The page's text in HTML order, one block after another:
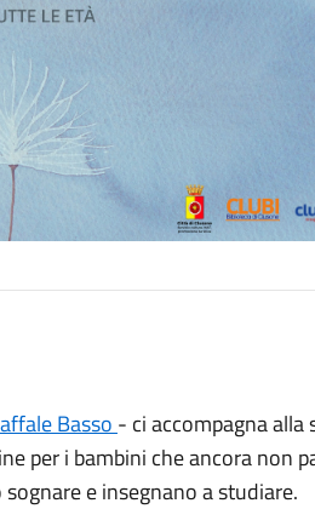
Basso - ci accompagna
per i bambini che ancora non
e insegnano a studiare.